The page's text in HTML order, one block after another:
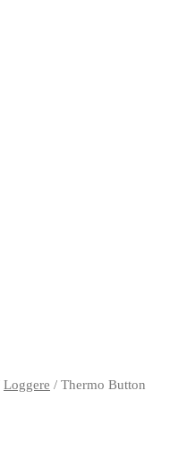
Loggere / Thermo Button